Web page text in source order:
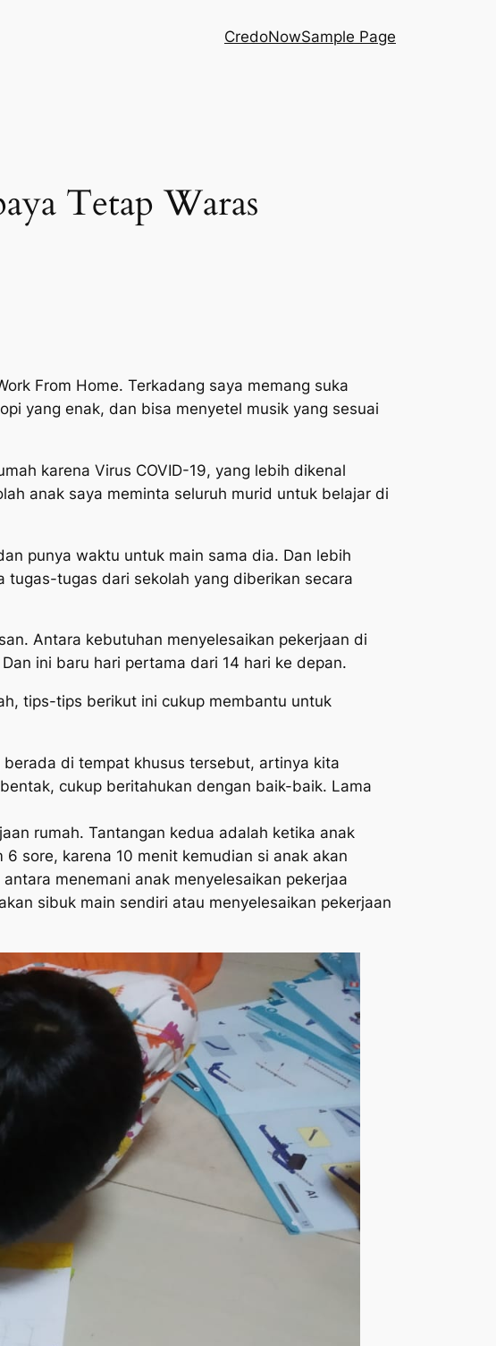
CredoNowSample Page
Tetap Waras
From Home. Terkadang saya memang suka
yang enak, dan bisa menyetel musik yang sesuai
karena Virus COVID-19, yang lebih dikenal
anak saya meminta seluruh murid untuk belajar di
punya waktu untuk main sama dia. Dan lebih
tugas dari sekolah yang diberikan secara
Antara kebutuhan menyelesaikan pekerjaan di
ini baru hari pertama dari 14 hari ke depan.
tips-tips berikut ini cukup membantu untuk
di tempat khusus tersebut, artinya kita
cukup beritahukan dengan baik-baik. Lama
rumah. Tantangan kedua adalah ketika anak
sore, karena 10 menit kemudian si anak akan
menemani anak menyelesaikan pekerjaa
sibuk main sendiri atau menyelesaikan pekerjaan